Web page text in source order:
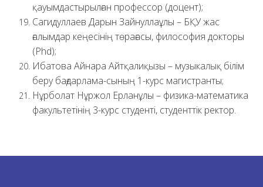
қауымдастырылған профессор (доцент);
Сагидуллаев Дарын Зайнуллаұлы – БҚУ жас
ғалымдар кеңесінің төрағасы, философия докторы
(Рhd);
Ибатова Айнара Айтқалиқызы – музыкалық білім
беру бағдарлама-сының 1-курс магистранты;
Нұрболат Нұржол Ерланұлы – физика-математика
факультетінің 3-курс студенті, студенттік ректор.